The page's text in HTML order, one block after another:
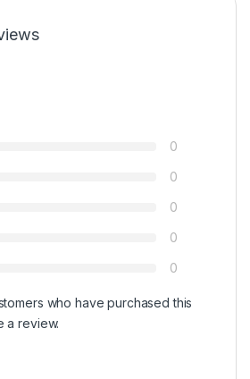
0
0
0
0
0
who have purchased this
a review.